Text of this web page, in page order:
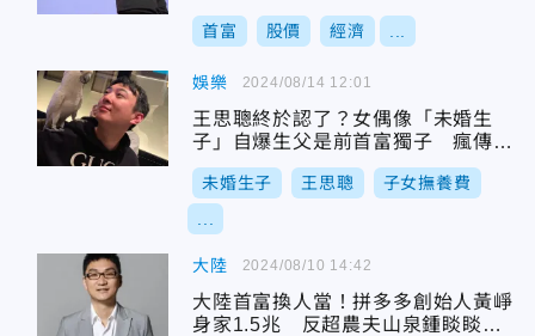
首富 股價 經濟
娛樂
王思聰終於認了？女偶像「未婚生
子」自爆生父是前首富獨子 瘋傳男
方給高額撫養費
未婚生子 王思聰 子女撫養費
2024/08/14 12:01
大陸
大陸首富換人當！拼多多創始人黃崢
身家1.5兆 反超農夫山泉鍾睒睒登
2024/08/10 14:42